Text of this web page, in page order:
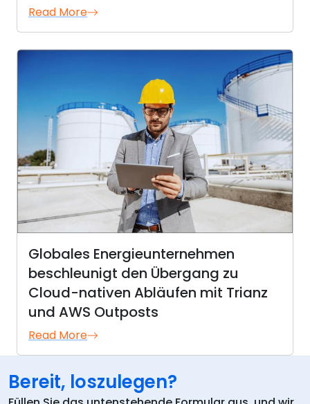
Read More
Globales Energieunternehmen
beschleunigt den Übergang zu
Cloud-nativen Abläufen mit Trianz
und AWS Outposts
Read More
Bereit, loszulegen?